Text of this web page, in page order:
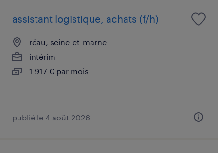
assistant logistique, achats (f/h)
réau, seine-et-marne
intérim
1 917 € par mois
publié le 4 août 2026